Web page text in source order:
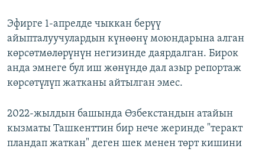
Эфирге 1-апрелде чыккан берүү
айыпталуучулардын күнөөнү моюндарына алган
көрсөтмөлөрүнүн негизинде даярдалган. Бирок
анда эмнеге бул иш жөнүндө дал азыр репортаж
көрсөтүлүп жатканы айтылган эмес.
2022-жылдын башында Өзбекстандын атайын
кызматы Ташкенттин бир нече жеринде "теракт
пландап жаткан" деген шек менен төрт кишини